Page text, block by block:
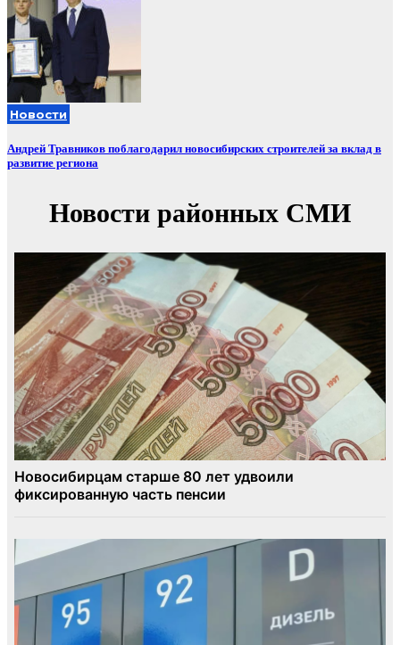
Новости
Андрей Травников поблагодарил новосибирских строителей за вклад в
развитие региона